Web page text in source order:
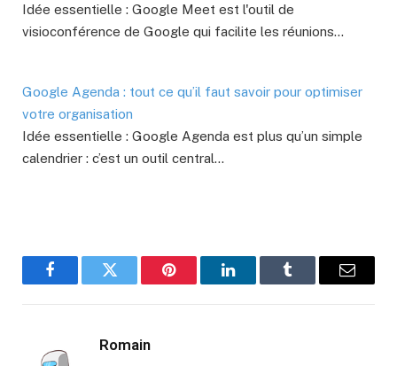
Idée essentielle : Google Meet est l'outil de
visioconférence de Google qui facilite les réunions…
Google Agenda : tout ce qu’il faut savoir pour optimiser
votre organisation
Idée essentielle : Google Agenda est plus qu’un simple
calendrier : c’est un outil central…
FacebookTwitter Pinterest LinkedInTumblr
E-
Romain